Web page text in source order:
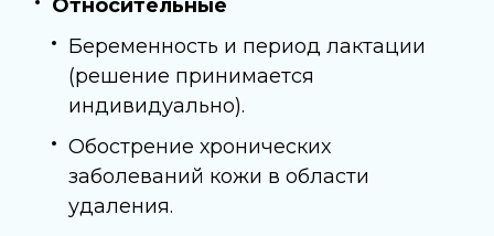
Относительные
Беременность и период лактации
(решение принимается
индивидуально).
Обострение хронических
заболеваний кожи в области
удаления.